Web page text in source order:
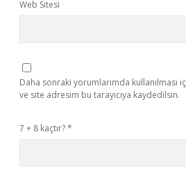
Web Sitesi
Daha sonraki yorumlarımda kullanılması
ve site adresim bu tarayıcıya kaydedilsin.
7 + 8 kaçtır?*